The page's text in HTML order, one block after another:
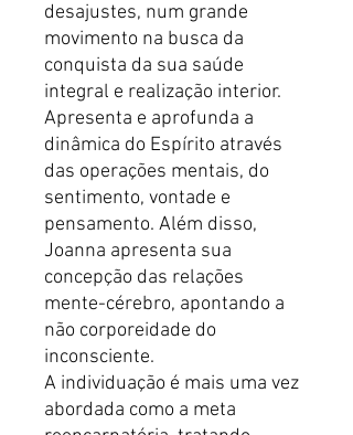
desajustes, num grande
movimento na busca da
conquista da sua saúde
integral e realização interior.
Apresenta e aprofunda a
dinâmica do Espírito através
das operações mentais, do
sentimento, vontade e
pensamento. Além disso,
Joanna apresenta sua
concepção das relações
mente-cérebro, apontando a
não corporeidade do
inconsciente.
A individuação é mais uma vez
abordada como a meta